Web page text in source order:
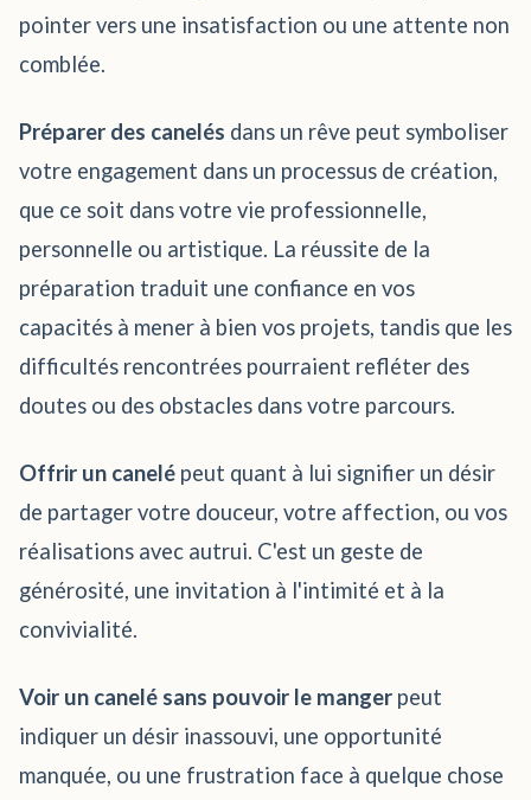
pointer vers une insatisfaction ou une attente non
comblée.
Préparer des canelés dans un rêve peut symboliser
votre engagement dans un processus de création,
que ce soit dans votre vie professionnelle,
personnelle ou artistique. La réussite de la
préparation traduit une confiance en vos
capacités à mener à bien vos projets, tandis que les
difficultés rencontrées pourraient refléter des
doutes ou des obstacles dans votre parcours.
Offrir un canelé peut quant à lui signifier un désir
de partager votre douceur, votre affection, ou vos
réalisations avec autrui. C'est un geste de
générosité, une invitation à l'intimité et à la
convivialité.
Voir un canelé sans pouvoir le manger peut
indiquer un désir inassouvi, une opportunité
manquée, ou une frustration face à quelque chose